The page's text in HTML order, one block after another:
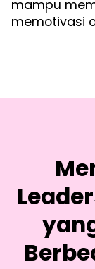
mampu
memotivasi